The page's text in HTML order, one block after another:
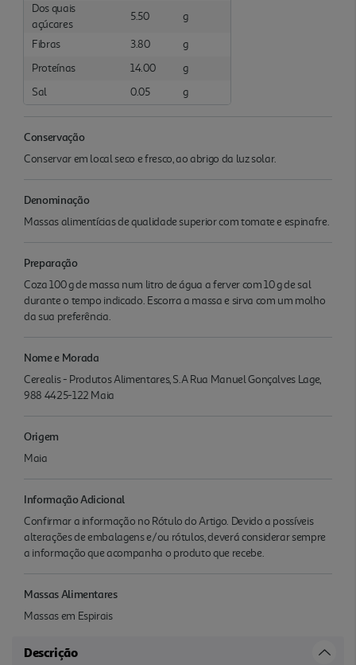
Dos quais
açúcares
5.50 g
Fibras 3.80
g
Proteínas
14.00
g
Sal
0.05 g
Conservação
Conservar em local seco e fresco, ao abrigo da luz solar.
Denominação
Massas alimentícias de qualidade superior com tomate e espinafre.
Preparação
Coza 100 g de massa num litro de água a ferver com 10 g de sal
durante o tempo indicado. Escorra a massa e sirva com um molho
da sua preferência.
Nome e Morada
Cerealis - Produtos Alimentares, S.A Rua Manuel Gonçalves Lage,
988 4425-122 Maia
Origem
Maia
Informação Adicional
Confirmar a informação no Rótulo do Artigo. Devido a possíveis
alterações de embalagens e/ou rótulos, deverá considerar sempre
a informação que acompanha o produto que recebe.
Massas Alimentares
Massas em Espirais
Descrição